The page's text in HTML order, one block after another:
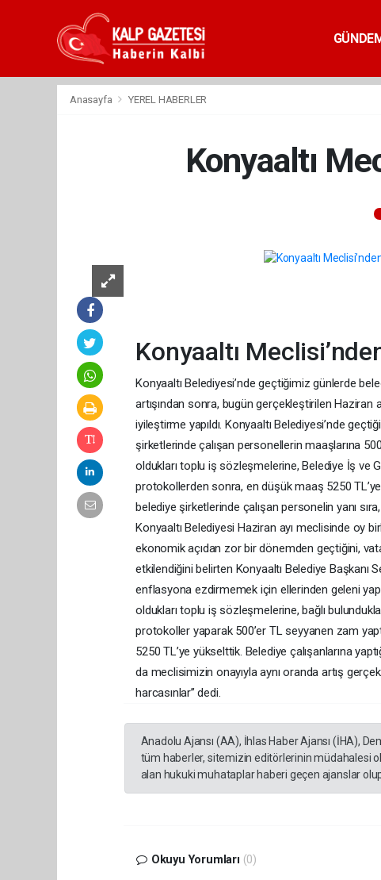
Anasayfa YEREL HABERLER
Konyaaltı
Konyaaltı
Konyaaltı Belediyesi’nde geçtiğimiz günlerde
artışından sonra, bugün gerçekleştirilen Haziran
iyileştirme yapıldı. Konyaaltı Belediyesi’nde
şirketlerinde çalışan personellerin maaşlarına
oldukları toplu iş sözleşmelerine, Belediye İş ve
protokollerden sonra, en düşük maaş 5250
belediye şirketlerinde çalışan personelin yanı
Konyaaltı Belediyesi Haziran ayı meclisinde oy
ekonomik açıdan zor bir dönemden geçtiğini,
etkilendiğini belirten Konyaaltı Belediye Başkanı
enflasyona ezdirmemek için ellerinden geleni
oldukları toplu iş sözleşmelerine, bağlı
protokoller yaparak 500’er TL seyyanen zam
5250 TL’ye yükselttik. Belediye çalışanlarına
da meclisimizin onayıyla aynı oranda artış
harcasınlar’’ dedi.
Anadolu Ajansı (AA), İhlas Haber Ajansı (İHA),
tüm haberler, sitemizin editörlerinin müdahalesi
alan hukuki muhataplar haberi geçen ajanslar
Okuyu Yorumları (0)